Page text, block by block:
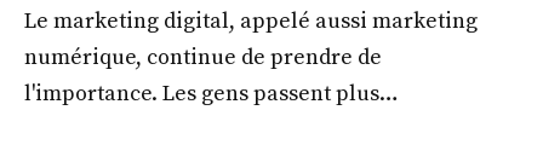
Le marketing digital, appelé aussi marketing
numérique, continue de prendre de
l'importance. Les gens passent plus…